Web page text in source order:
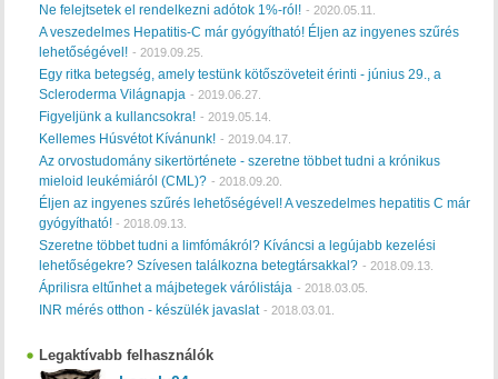
Ne felejtsetek el rendelkezni adótok 1%-ról! - 2020.05.11.
A veszedelmes Hepatitis-C már gyógyítható! Éljen az ingyenes szűrés
lehetőségével! - 2019.09.25.
Egy ritka betegség, amely testünk kötőszöveteit érinti - június 29., a
Scleroderma Világnapja - 2019.06.27.
Figyeljünk a kullancsokra! - 2019.05.14.
Kellemes Húsvétot Kívánunk! - 2019.04.17.
Az orvostudomány sikertörténete - szeretne többet tudni a krónikus
mieloid leukémiáról (CML)? - 2018.09.20.
Éljen az ingyenes szűrés lehetőségével! A veszedelmes hepatitis C már
gyógyítható!- 2018.09.13.
Szeretne többet tudni a limfómákról? Kíváncsi a legújabb kezelési
lehetőségekre? Szívesen találkozna betegtársakkal? - 2018.09.13.
Áprilisra eltűnhet a májbetegek várólistája - 2018.03.05.
INR mérés otthon - készülék javaslat - 2018.03.01.
Legaktívabb felhasználók